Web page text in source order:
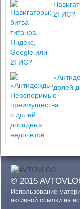
2ГИС?
долей
© 2015
Использование
активной ссылки на